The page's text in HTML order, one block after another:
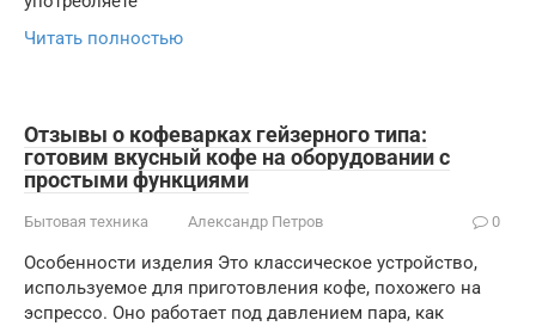
Читать полностью
Отзывы о кофеварках гейзерного типа:
готовим вкусный кофе на оборудовании с
простыми функциями
Бытовая техника Александр Петров 0
Особенности изделия Это классическое устройство,
используемое для приготовления кофе, похожего на
эспрессо. Оно работает под давлением пара, как